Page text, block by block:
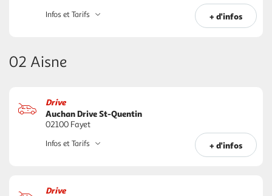
+ d'infos
Infos et Tarifs
02 Aisne
Drive
Auchan Drive St-Quentin
02100 Fayet
+ d'infos
Infos et Tarifs
Drive